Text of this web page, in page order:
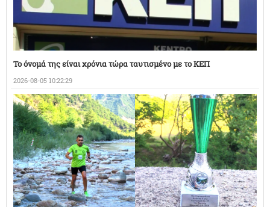
Το όνομά της είναι χρόνια τώρα ταυτισμένο με το ΚΕΠ
2026-08-05 10:22:29